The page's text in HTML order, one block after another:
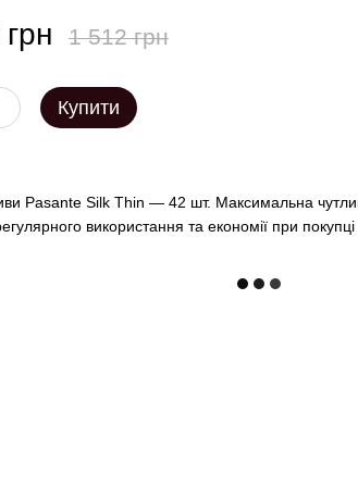
1 512 грн
Купити
Pasante Silk Thin — 42 шт. Максимальна
використання та економії при покупці